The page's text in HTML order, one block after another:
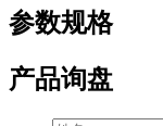
参数规格
产品询盘